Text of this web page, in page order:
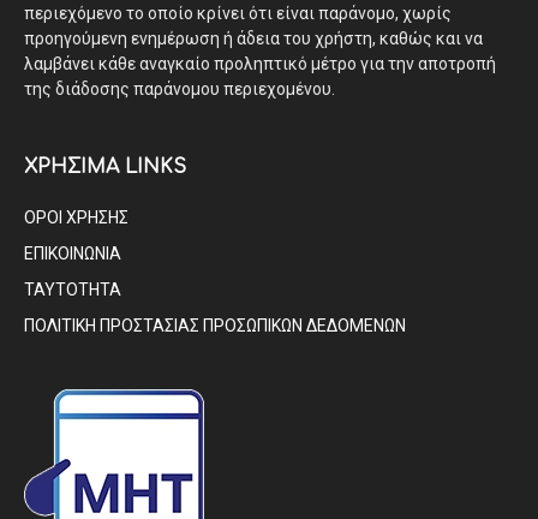
περιεχόμενο το οποίο κρίνει ότι είναι παράνομο, χωρίς
προηγούμενη ενημέρωση ή άδεια του χρήστη, καθώς και να
λαμβάνει κάθε αναγκαίο προληπτικό μέτρο για την αποτροπή
της διάδοσης παράνομου περιεχομένου.
ΧΡΗΣΙΜΑ LINKS
ΟΡΟΙ ΧΡΗΣΗΣ
ΕΠΙΚΟΙΝΩΝΙΑ
ΤΑΥΤΟΤΗΤΑ
ΠΟΛΙΤΙΚΗ ΠΡΟΣΤΑΣΙΑΣ ΠΡΟΣΩΠΙΚΩΝ ΔΕΔΟΜΕΝΩΝ